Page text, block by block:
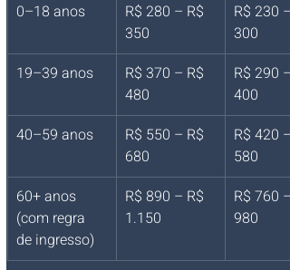
0–18 anos
R$ 280 – R$
350
R$ 230 –
300
19–39 anos
R$ 370 – R$
480
R$ 290 –
400
40–59 anos
R$ 550 – R$
680
R$ 420 –
580
60+ anos
(com regra
de ingresso)
R$ 890 – R$
1.150
R$ 760 –
980